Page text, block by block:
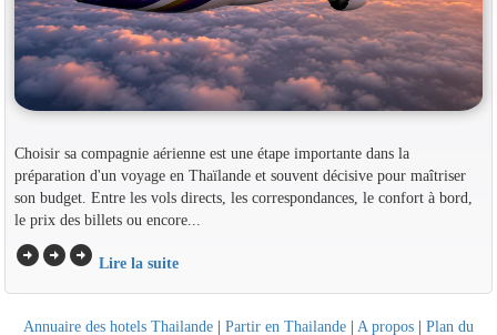
Choisir sa compagnie aérienne est une étape importante dans la
préparation d'un voyage en Thaïlande et souvent décisive pour maîtriser
son budget. Entre les vols directs, les correspondances, le confort à bord,
le prix des billets ou encore...
arrow_circle_rightarrow_circle_rightarrow_circle_right Lire la suite
Annuaire des hotels Thailande | Partir en Thailande | A propos | Plan du